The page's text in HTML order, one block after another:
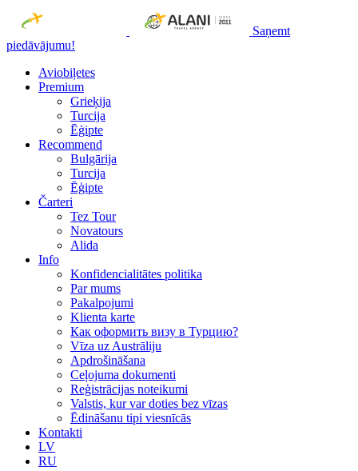
Saņemt
piedāvājumu!
Aviobiļetes
Premium
Grieķija
Turcija
Ēģipte
Recommend
Bulgārija
Turcija
Ēģipte
Čarteri
Tez Tour
Novatours
Alida
Info
Konfidencialitātes politika
Par mums
Рakalpojumi
Klienta karte
Как оформить визу в Турцию?
Vīza uz Austrāliju
Apdrošināšana
Ceļojuma dokumenti
Reģistrācijas noteikumi
Valstis, kur var doties bez vīzas
Ēdināšanu tipi viesnīcās
Kontakti
LV
RU